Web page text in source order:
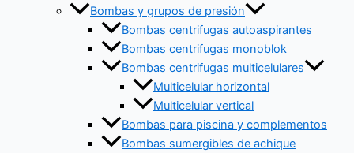
Bombas y grupos de presión
Bombas centrifugas autoaspirantes
Bombas centrifugas monoblok
Bombas centrifugas multicelulares
Multicelular horizontal
Multicelular vertical
Bombas para piscina y complementos
Bombas sumergibles de achique